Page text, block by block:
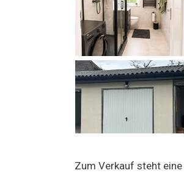
Zum Verkauf steht